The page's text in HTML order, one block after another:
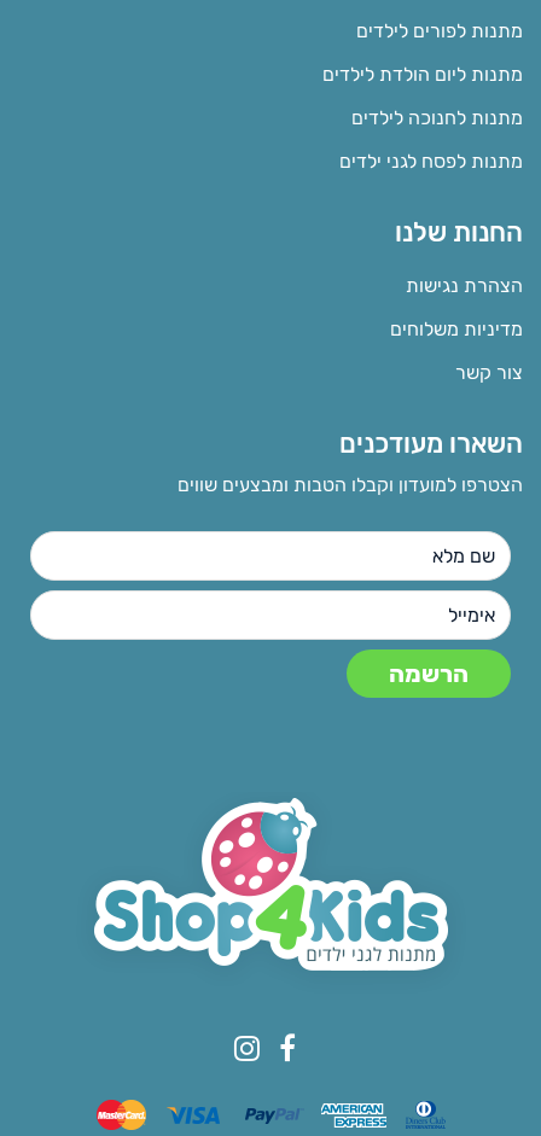
מתנות לפורים לילדים
מתנות ליום הולדת לילדים
מתנות לחנוכה לילדים
מתנות לפסח לגני ילדים
החנות שלנו
הצהרת נגישות
מדיניות משלוחים
צור קשר
השארו מעודכנים
הצטרפו למועדון וקבלו הטבות ומבצעים שווים
© All rights reserved to Shop4kids